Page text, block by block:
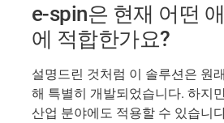
e-spin은 현재 어떤
에 적합한가요?
설명드린 것처럼 이 솔루션은 원
해 특별히 개발되었습니다. 하지
산업 분야에도 적용할 수 있습니